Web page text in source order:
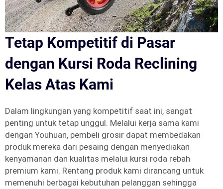
Tetap Kompetitif di Pasar
dengan Kursi Roda Reclining
Kelas Atas Kami
Dalam lingkungan yang kompetitif saat ini, sangat
penting untuk tetap unggul. Melalui kerja sama kami
dengan Youhuan, pembeli grosir dapat membedakan
produk mereka dari pesaing dengan menyediakan
kenyamanan dan kualitas melalui kursi roda rebah
premium kami. Rentang produk kami dirancang untuk
memenuhi berbagai kebutuhan pelanggan sehingga